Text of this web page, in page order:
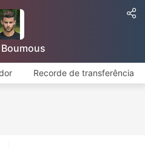
Recorde de transferência